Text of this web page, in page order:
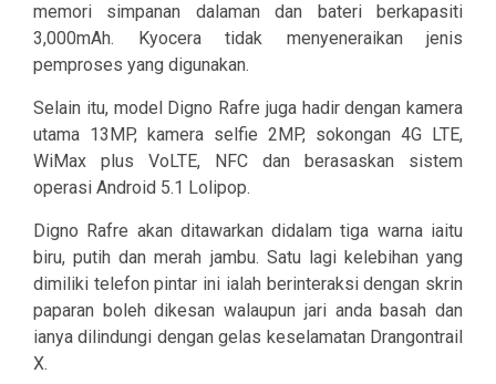
memori simpanan dalaman dan bateri berkapasiti
3,000mAh. Kyocera tidak menyeneraikan jenis
pemproses yang digunakan.
Selain itu, model Digno Rafre juga hadir dengan kamera
utama 13MP, kamera selfie 2MP, sokongan 4G LTE,
WiMax plus VoLTE, NFC dan berasaskan sistem
operasi Android 5.1 Lolipop.
Digno Rafre akan ditawarkan didalam tiga warna iaitu
biru, putih dan merah jambu. Satu lagi kelebihan yang
dimiliki telefon pintar ini ialah berinteraksi dengan skrin
paparan boleh dikesan walaupun jari anda basah dan
ianya dilindungi dengan gelas keselamatan Drangontrail
X.